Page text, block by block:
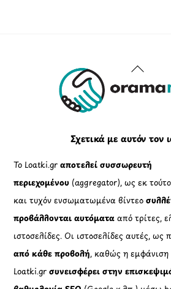
Back
To
Σχετικά με αυτόν τον
Το Loatki.grαποτελεί συσσωρευτή
περιεχομένου (aggregator), ως εκ
και τυχόν ενσωματωμένα βίντεο
προβάλλονται αυτόματααπό τρίτες,
ιστοσελίδες. Οι ιστοσελίδες αυτές, ως
από κάθε προβολή, καθώς η εμφάνιση
Loatki.gr συνεισφέρει στην